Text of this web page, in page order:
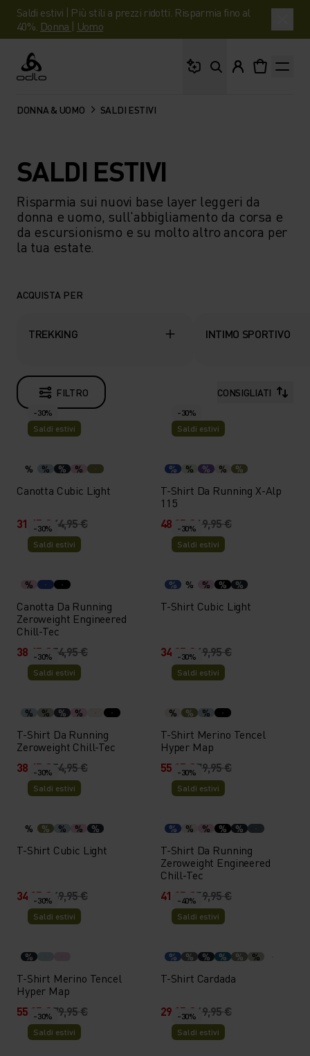
Saldi estivi | Più stili a prezzi ridotti. Risparmia fino al
40%. Donna | Uomo
Odlo
DONNA & UOMO SALDI ESTIVI
SALDI ESTIVI
Risparmia sui nuovi base layer leggeri da
donna e uomo, sull'abbigliamento da corsa e
da escursionismo e su molto altro ancora per
la tua estate.
ACQUISTA PER
TREKKING INTIMO SPORTIVO
FILTRO CONSIGLIATI
-30%
Saldi estivi
% % % %
Canotta Cubic Light
31,45 € 44,95 €
-30%
Saldi estivi
% % % % %
T-Shirt Da Running X-Alp
115
48,95 € 69,95 €
-30%
Saldi estivi
%
Canotta Da Running
Zeroweight Engineered
Chill-Tec
38,45 €54,95 €
-30%
Saldi estivi
% % % % %
T-Shirt Cubic Light
34,95 € 49,95 €
-30%
Saldi estivi
% % % %
T-Shirt Da Running
Zeroweight Chill-Tec
38,45 €54,95 €
-30%
Saldi estivi
% % %
T-Shirt Merino Tencel
Hyper Map
55,95 €79,95 €
-30%
Saldi estivi
% % % % %
T-Shirt Cubic Light
34,95 € 49,95 €
-30%
Saldi estivi
% % % % %
T-Shirt Da Running
Zeroweight Engineered
Chill-Tec
41,95 €59,95 €
-30%
Saldi estivi
%
T-Shirt Merino Tencel
Hyper Map
55,95 €79,95 €
-40%
Saldi estivi
% % % % % %
T-Shirt Cardada
29,95 € 49,95 €
-30%
Saldi estivi
-30%
Saldi estivi